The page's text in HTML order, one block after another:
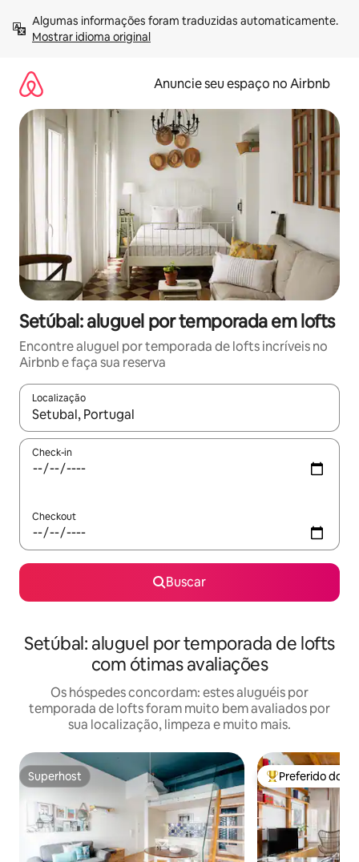
para
Mostrar idioma original
Anuncie seu espaço no Airbnb
Setúbal: aluguel por temporada em lofts
Encontre aluguel por temporada de lofts incríveis no
Airbnb e faça sua reserva
Localização
Quando os resultados estiverem disponíveis, explore-os
Check-in
Checkout
Buscar
Setúbal: aluguel por temporada de lofts
com ótimas avaliações
Os hóspedes concordam: estes aluguéis por
temporada de lofts foram muito bem avaliados por
sua localização, limpeza e muito mais.
Superhost
Superhost Entre os
Preferido dos